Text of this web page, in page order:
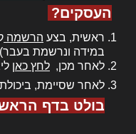
העסקים?
ראשית, בצע הרשמה
במידה ונרשמת
לאחר מכן, לחץ כאן
לאחר שסיימת,
בולט בדף